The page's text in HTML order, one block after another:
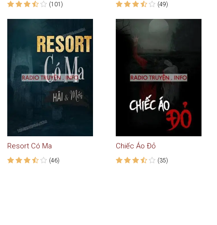
(101) (49)
Resort Có Ma
(46)
Chiếc Áo Đỏ
(35)